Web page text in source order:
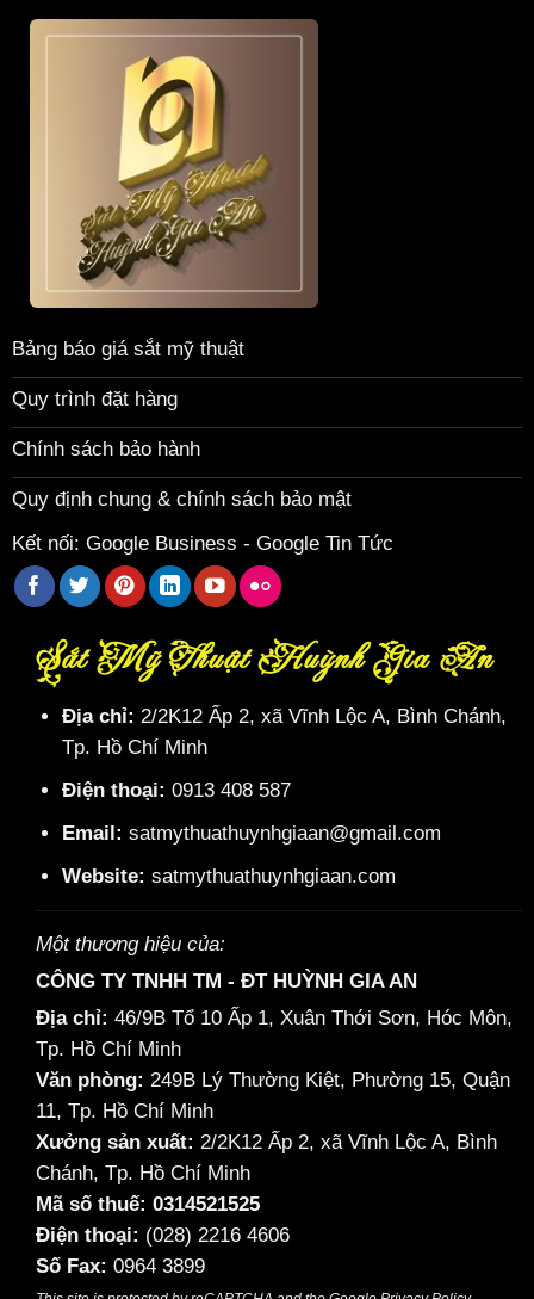
Bảng báo giá sắt mỹ thuật
Quy trình đặt hàng
Chính sách bảo hành
Quy định chung & chính sách bảo mật
Kết nối: Google Business - Google Tin Tức
Sắt Mỹ Thuật Huỳnh Gia An
Địa chỉ: 2/2K12 Ấp 2, xã Vĩnh Lộc A, Bình Chánh,
Tp. Hồ Chí Minh
Điện thoại: 0913 408 587
Email: satmythuathuynhgiaan@gmail.com
Website: satmythuathuynhgiaan.com
Một thương hiệu của:
CÔNG TY TNHH TM - ĐT HUỲNH GIA AN
Địa chỉ: 46/9B Tổ 10 Ấp 1, Xuân Thới Sơn, Hóc Môn,
Tp. Hồ Chí Minh
Văn phòng: 249B Lý Thường Kiệt, Phường 15, Quận
11, Tp. Hồ Chí Minh
Xưởng sản xuất: 2/2K12 Ấp 2, xã Vĩnh Lộc A, Bình
Chánh, Tp. Hồ Chí Minh
Mã số thuế: 0314521525
Điện thoại: (028) 2216 4606
Số Fax: 0964 3899